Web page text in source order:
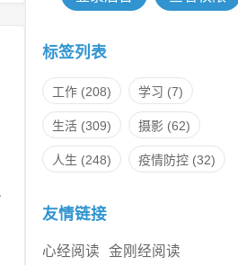
标签列表
工作 (208) 学习 (7)
生活 (309) 摄影 (62)
人生 (248) 疫情防控 (32)
友情链接
心经阅读
金刚经阅读